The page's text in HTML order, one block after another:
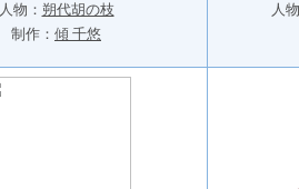
人物： 朔代胡の枝
制作： 傾 千悠
人